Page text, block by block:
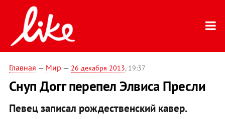
Главная — Мир — 26 декабря 2013, 19:37
Снуп Догг перепел Элвиса Пресли
Певец записал рождественский кавер.